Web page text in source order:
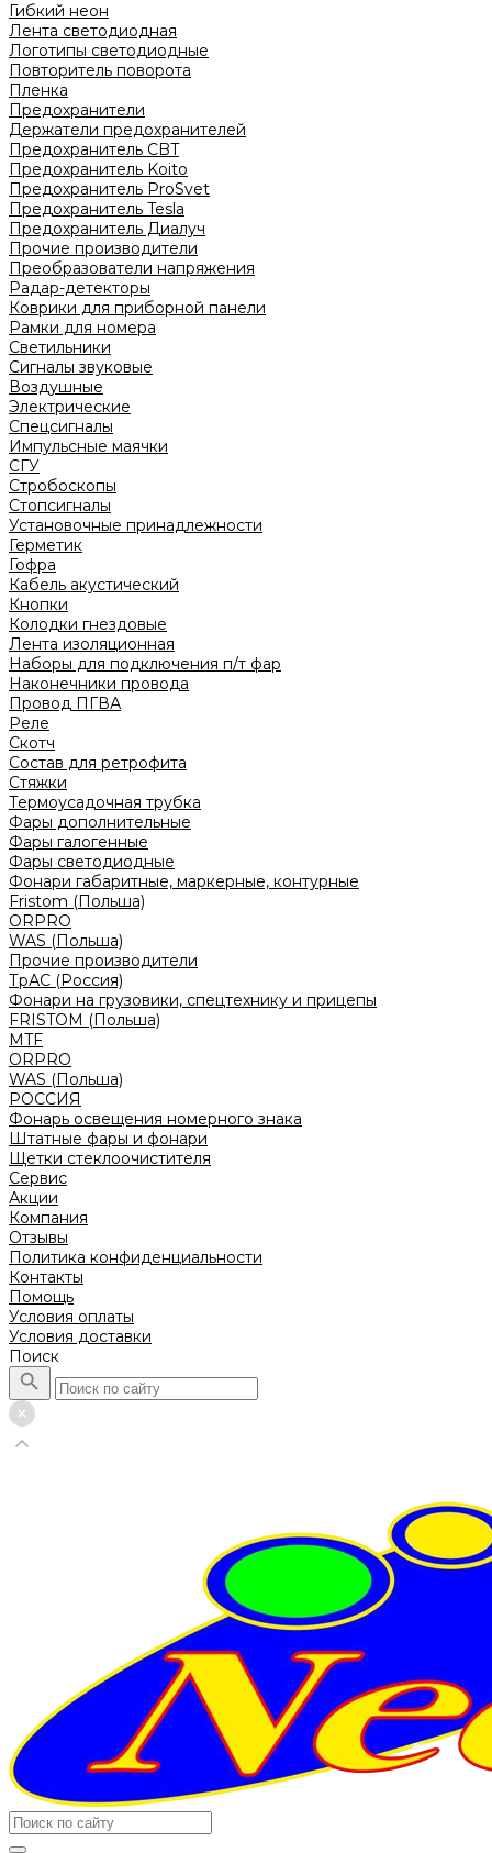
Гибкий неон
Лента светодиодная
Логотипы светодиодные
Повторитель поворота
Пленка
Предохранители
Держатели предохранителей
Предохранитель CBT
Предохранитель Koito
Предохранитель ProSvet
Предохранитель Tesla
Предохранитель Диалуч
Прочие производители
Преобразователи напряжения
Радар-детекторы
Коврики для приборной панели
Рамки для номера
Светильники
Сигналы звуковые
Воздушные
Электрические
Спецсигналы
Импульсные маячки
СГУ
Стробоскопы
Стопсигналы
Установочные принадлежности
Герметик
Гофра
Кабель акустический
Кнопки
Колодки гнездовые
Лента изоляционная
Наборы для подключения п/т фар
Наконечники провода
Провод ПГВА
Реле
Скотч
Состав для ретрофита
Стяжки
Термоусадочная трубка
Фары дополнительные
Фары галогенные
Фары светодиодные
Фонари габаритные, маркерные, контурные
Fristom (Польша)
ORPRO
WAS (Польша)
Прочие производители
ТрАС (Россия)
Фонари на грузовики, спецтехнику и прицепы
FRISTOM (Польша)
MTF
ORPRO
WAS (Польша)
РОССИЯ
Фонарь освещения номерного знака
Штатные фары и фонари
Щетки стеклоочистителя
Сервис
Акции
Компания
Отзывы
Политика конфиденциальности
Контакты
Помощь
Условия оплаты
Условия доставки
Поиск